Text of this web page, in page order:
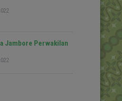
Jambore Perwakilan